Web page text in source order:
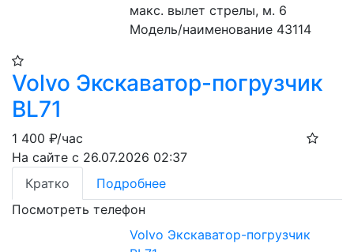
макс. вылет стрелы, м. 6
Модель/наименование 43114
Volvo Экскаватор-погрузчик
BL71
1 400 ₽/час
На сайте с 26.07.2026 02:37
Кратко
Подробнее
Посмотреть телефон
Volvo Экскаватор-погрузчик